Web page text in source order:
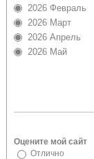
2026 Февраль
2026 Март
2026 Апрель
2026 Май
Оцените мой сайт
Отлично